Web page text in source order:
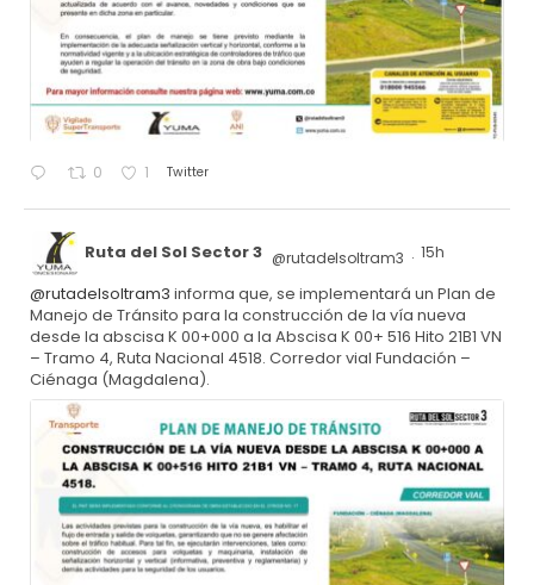
0 1 Twitter
Ruta del Sol Sector 3 @rutadelsoltram3 · 15h
@rutadelsoltram3 informa que, se implementará un Plan de
Manejo de Tránsito para la construcción de la vía nueva
desde la abscisa K 00+000 a la Abscisa K 00+ 516 Hito 21B1 VN
– Tramo 4, Ruta Nacional 4518. Corredor vial Fundación –
Ciénaga (Magdalena).